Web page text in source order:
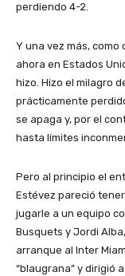
perdiendo 4-2.
Y una vez más,
ahora en Estados
hizo. Hizo el milagro
prácticamente
se apaga y, por el
hasta límites
Pero al principio el
Estévez pareció
jugarle a un equipo
Busquets y Jordi
arranque al Inter
“blaugrana” y dirigió